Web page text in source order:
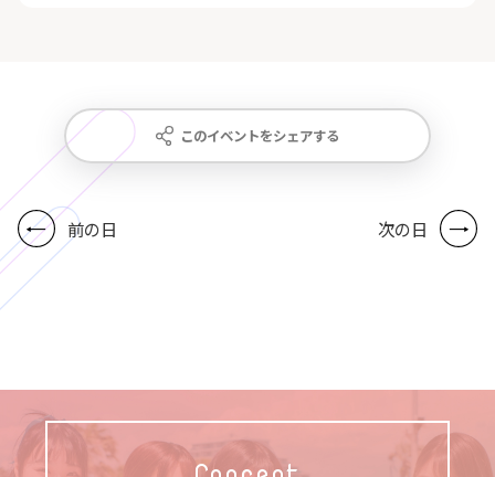
このイベントをシェアする
前の日 次の日